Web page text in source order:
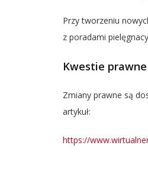
Przy tworzeniu
z poradami
Kwestie
Zmiany prawne są
artykuł:
https://